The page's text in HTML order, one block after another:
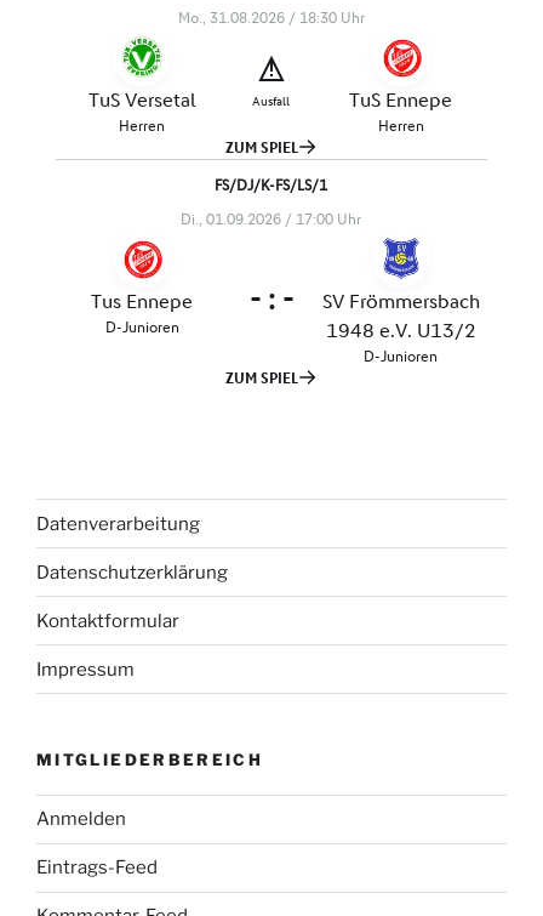
Datenverarbeitung
Datenschutzerklärung
Kontaktformular
Impressum
MITGLIEDERBEREICH
Anmelden
Eintrags-Feed